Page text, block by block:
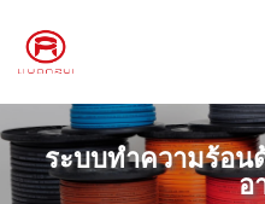
ระบบทำความร้อน
อ